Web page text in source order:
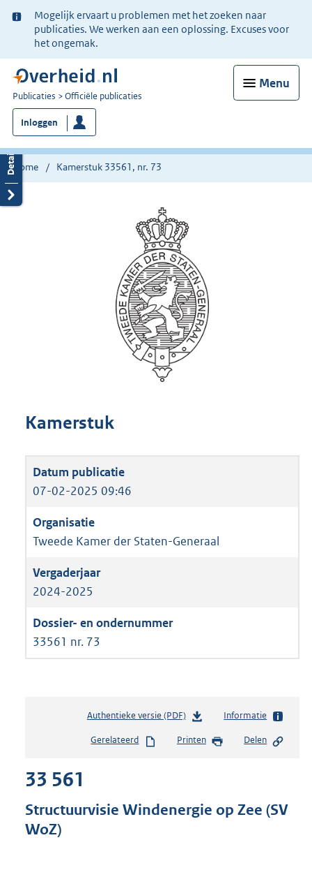
Ter
informatie:
Mogelijk ervaart u problemen met het zoeken naar
publicaties. We werken aan een oplossing. Excuses voor
het ongemak.
Menu
U
bent
nu
hier:
Publicaties Officiële publicaties
Inloggen
Home Kamerstuk 33561, nr. 73
Kamerstuk
07-02-2025 09:46
Tweede Kamer der Staten-Generaal
2024-2025
33561 nr. 73
Authentieke versie (PDF)b
s
s
Informatie
Gerelateerd Printen Delen
33 561
Structuurvisie Windenergie op Zee (SV
WoZ)